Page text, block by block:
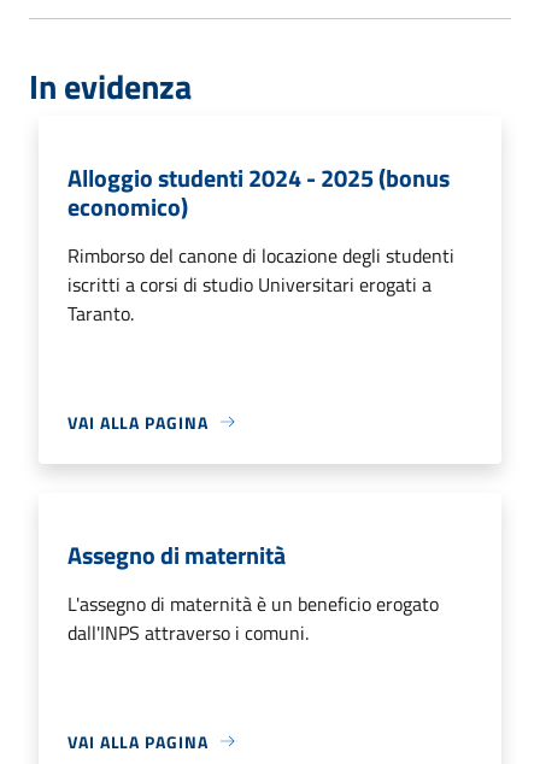
In evidenza
Alloggio studenti 2024 - 2025 (bonus
economico)
Rimborso del canone di locazione degli studenti
iscritti a corsi di studio Universitari erogati a
Taranto.
VAI ALLA PAGINA
Assegno di maternità
L'assegno di maternità è un beneficio erogato
dall'INPS attraverso i comuni.
VAI ALLA PAGINA